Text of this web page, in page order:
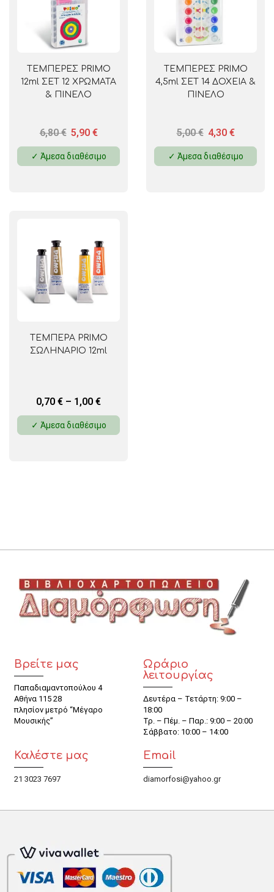
ΤΕΜΠΕΡΕΣ PRIMO
12ml ΣΕΤ 12 ΧΡΩΜΑΤΑ
& ΠΙΝΕΛΟ
6,80€ 5,90 €
✓ Άμεσα διαθέσιμο
ΤΕΜΠΕΡΕΣ PRIMO
4,5ml ΣΕΤ 14 ΔΟΧΕΙΑ &
ΠΙΝΕΛΟ
5,00€ 4,30 €
✓ Άμεσα διαθέσιμο
ΤΕΜΠΕΡΑ PRIMO
ΣΩΛΗΝΑΡΙΟ 12ml
0,70 € – 1,00 €
✓ Άμεσα διαθέσιμο
Βρείτε μας
Παπαδιαμαντοπούλου 4
Αθήνα 115 28
πλησίον μετρό “Μέγαρο
Μουσικής”
Ωράριο
λειτουργίας
Δευτέρα – Τετάρτη: 9:00 –
18:00
Τρ. – Πέμ. – Παρ.: 9:00 – 20:00
Σάββατο: 10:00 – 14:00
Καλέστε μας
21 3023 7697
Email
diamorfosi@yahoo.gr